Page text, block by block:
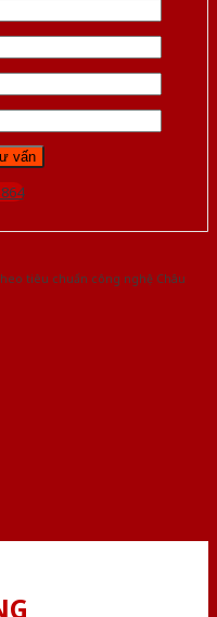
tiêu chuẩn công nghệ Châu
đầu tại Việt Nam!